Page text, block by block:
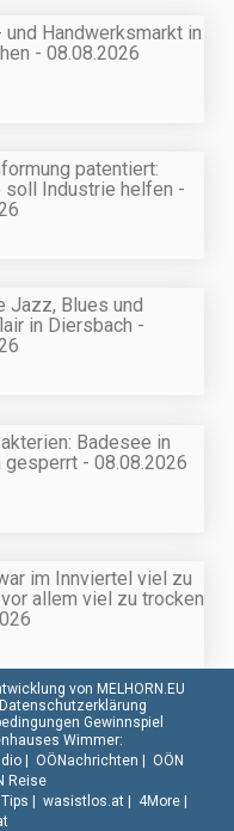
und Handwerksmarkt in
- 08.08.2026
patentiert:
soll Industrie helfen -
Jazz, Blues und
in Diersbach -
Badesee in
gesperrt - 08.08.2026
im Innviertel viel zu
allem viel zu trocken
von MELHORN.EU
Datenschutzerklärung
Gewinnspiel
Wimmer:
| OÖNachrichten | OÖN
Reise
Tips | wasistlos.at| 4More|